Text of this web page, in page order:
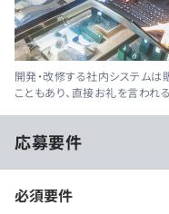
開発・改修する社内システム
こともあり、直接お礼を言われ
応募要件
必須要件